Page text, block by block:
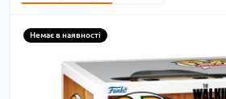
Немає в наявності